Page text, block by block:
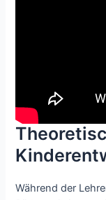
Während der